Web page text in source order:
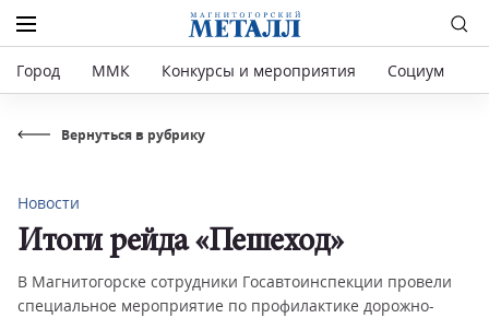
Город ММК Конкурсы и мероприятия Социум
Вернуться в рубрику
Новости
Итоги рейда «Пешеход»
В Магнитогорске сотрудники Госавтоинспекции провели
специальное мероприятие по профилактике дорожно-